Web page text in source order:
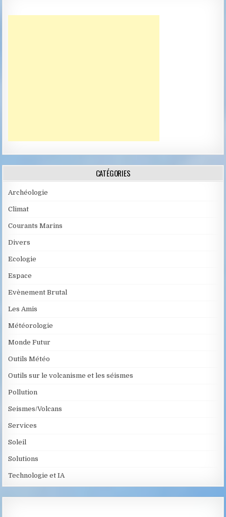
CATÉGORIES
Archéologie
Climat
Courants Marins
Divers
Ecologie
Espace
Evènement Brutal
Les Amis
Météorologie
Monde Futur
Outils Météo
Outils sur le volcanisme et les séismes
Pollution
Seismes/Volcans
Services
Soleil
Solutions
Technologie et IA